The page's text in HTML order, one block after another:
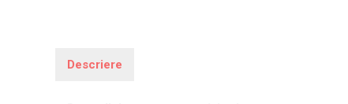
Descriere